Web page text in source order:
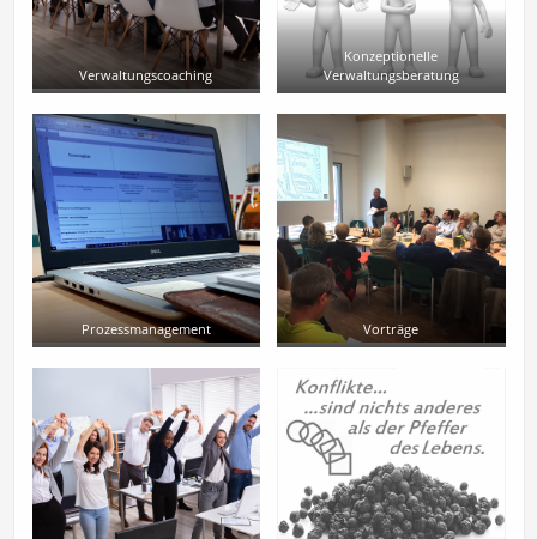
Verwaltungscoaching
Konzeptionelle
Verwaltungsberatung
Prozessmanagement Vorträge